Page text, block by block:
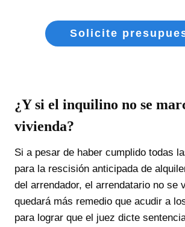
Solicite
¿Y si el inquilino no se
vivienda?
Si a pesar de haber cumplido todas
para la rescisión anticipada de
del arrendador, el arrendatario no se
quedará más remedio que acudir a
para lograr que el juez dicte